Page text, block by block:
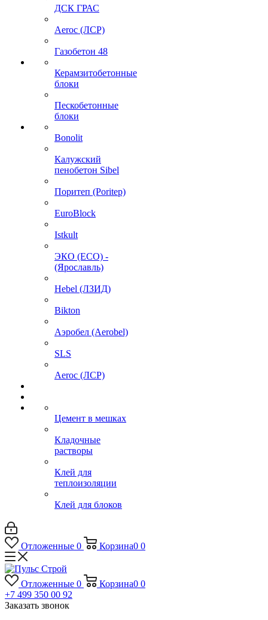
ДСК ГРАС
Aeroc (ЛСР)
Газобетон 48
Керамзитобетонные
блоки
Пескобетонные
блоки
Bonolit
Калужский
пенобетон Sibel
Поритеп (Poritep)
EuroBlock
Istkult
ЭКО (ECO) -
(Ярославль)
Hebel (ЛЗИД)
Bikton
Аэробел (Aerobel)
SLS
Aeroc (ЛСР)
Цемент в мешках
Кладочные
растворы
Клей для
теплоизоляции
Клей для блоков
Отложенные 0 Корзина0 0
Отложенные 0 Корзина0 0
+7 499 350 00 92
Заказать звонок